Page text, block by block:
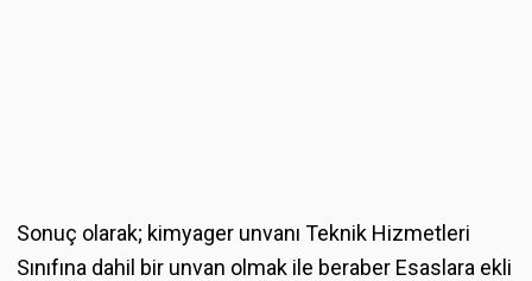
Sonuç olarak; kimyager unvanı Teknik Hizmetleri
Sınıfına dahil bir unvan olmak ile beraber Esaslara ekli